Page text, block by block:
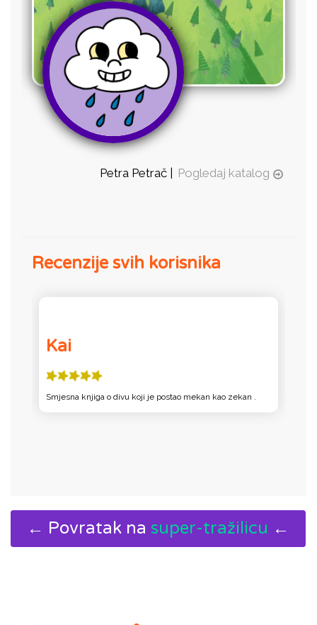
Petra Petrač | Pogledaj katalog
Recenzije svih korisnika
Katica
Najviše mi se u knjizi svidjelo Kad je div Klekan postao
← Povratak na super-tražilicu ←